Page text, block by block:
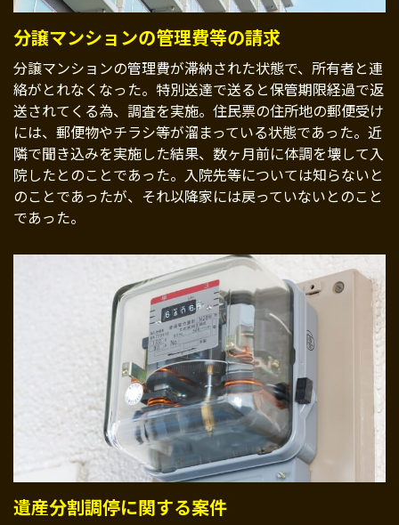
分譲マンションの管理費等の請求
分譲マンションの管理費が滞納された状態で、所有者と連
絡がとれなくなった。特別送達で送ると保管期限経過で返
送されてくる為、調査を実施。住民票の住所地の郵便受け
には、郵便物やチラシ等が溜まっている状態であった。近
隣で聞き込みを実施した結果、数ヶ月前に体調を壊して入
院したとのことであった。入院先等については知らないと
のことであったが、それ以降家には戻っていないとのこと
であった。
遺産分割調停に関する案件